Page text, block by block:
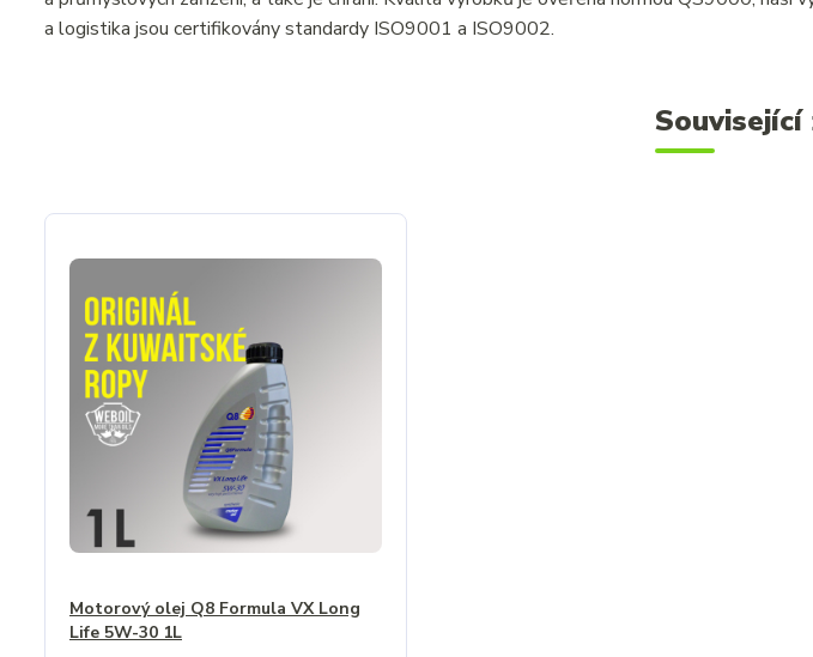
a logistika jsou certifikovány standardy ISO9001 a ISO9002.
Související
Motorový olej Q8 Formula VX Long
Life 5W-30 1L